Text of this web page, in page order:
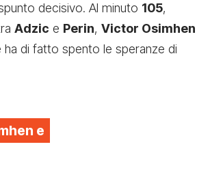
decisivo. Al minuto 105,
Adzic e Perin, Victor Osimhen
di fatto spento le speranze di
e